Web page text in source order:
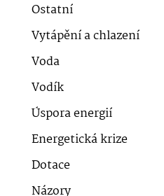
Ostatní
Vytápění a chlazení
Voda
Vodík
Úspora energií
Energetická krize
Dotace
Názory